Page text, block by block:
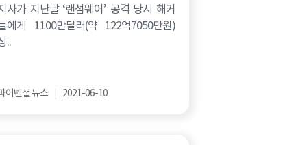
사가 지난달 ‘랜섬웨어’ 공격 당시 해커
에게 1100만달러(약 122억7050만원)
..
이넨셜 뉴스 2021-06-10